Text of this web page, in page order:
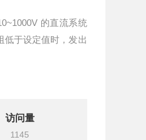
的直流系统
低于设定值时，发出
访问量
1145